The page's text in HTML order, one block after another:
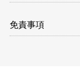
免責事項